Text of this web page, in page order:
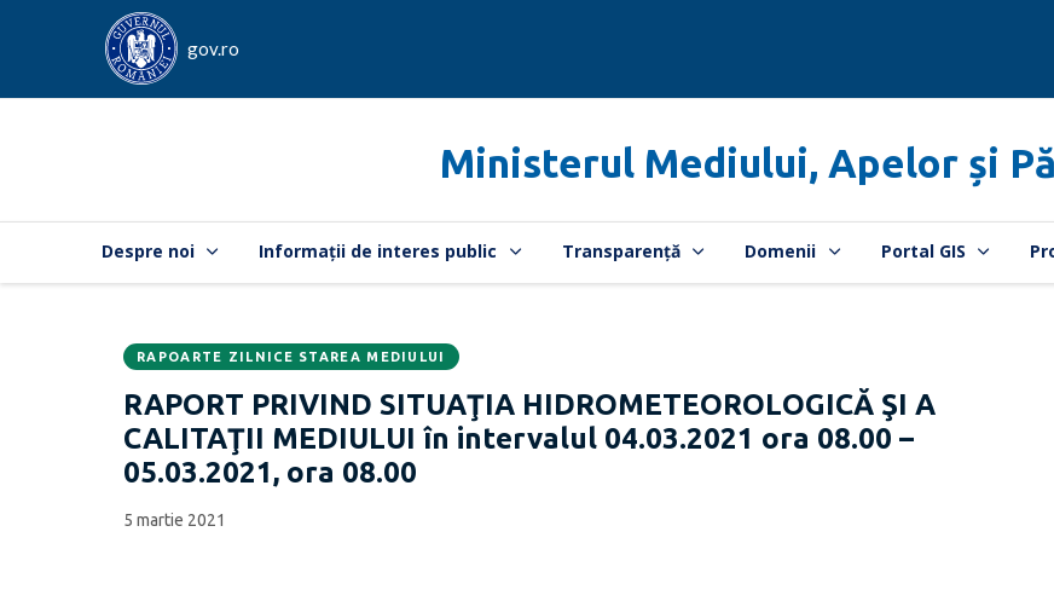
gov.ro
Ministerul Mediului, Apelor și
Despre noi Informații de interes public Transparență Domenii Portal GIS
CATEGORIA:
RAPOARTE ZILNICE STAREA MEDIULUI
RAPORT PRIVIND SITUAŢIA HIDROMETEOROLOGICĂ ŞI A
CALITAŢII MEDIULUI în intervalul 04.03.2021 ora 08.00 –
05.03.2021, ora 08.00
Data
publicării:
5 martie 2021